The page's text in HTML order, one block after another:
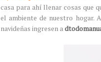
casa para ahí llenar cosas que
el ambiente de nuestro hogar.
navideñas ingresen a